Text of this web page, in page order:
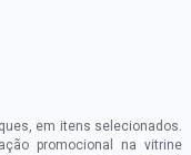
em itens selecionados.
promocional na vitrine